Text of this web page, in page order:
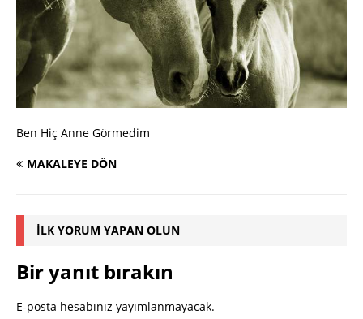
Ben Hiç Anne Görmedim
MAKALEYE DÖN
İLK YORUM YAPAN OLUN
Bir yanıt bırakın
E-posta hesabınız yayımlanmayacak.